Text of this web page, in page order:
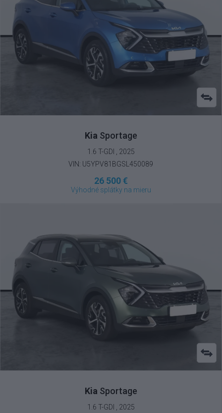
Kia Sportage
1.6 T-GDI , 2025
VIN: U5YPV81BGSL450089
26 500 €
Výhodné splátky na mieru
Kia Sportage
1.6 T-GDI , 2025